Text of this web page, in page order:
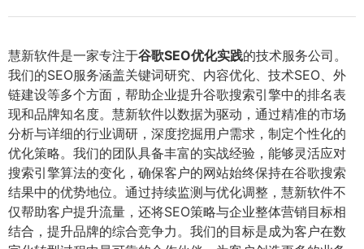
慧新软件是一家专注于谷歌SEO优化实践的技术服务公司。
我们的SEO服务涵盖关键词研究、内容优化、技术SEO、外
链建设等多个方面，帮助企业提升谷歌搜索引擎中的排名表
现和品牌知名度。慧新软件以数据为驱动，通过精准的市场
分析与详细的行业调研，深度挖掘用户需求，制定个性化的
优化策略。我们的团队具备丰富的实战经验，能够灵活应对
搜索引擎算法的变化，确保客户的网站始终保持在谷歌搜索
结果中的优势地位。通过持续监测与优化调整，慧新软件不
仅帮助客户提升流量，还将SEO策略与企业整体营销目标相
结合，提升品牌的综合竞争力。我们的目标是成为客户在数